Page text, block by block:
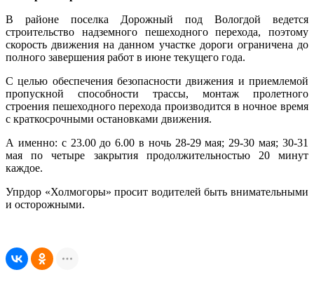
В районе поселка Дорожный под Вологдой ведется
строительство надземного пешеходного перехода, поэтому
скорость движения на данном участке дороги ограничена до
полного завершения работ в июне текущего года.
С целью обеспечения безопасности движения и приемлемой
пропускной способности трассы, монтаж пролетного
строения пешеходного перехода производится в ночное время
с краткосрочными остановками движения.
А именно: с 23.00 до 6.00 в ночь 28-29 мая; 29-30 мая; 30-31
мая по четыре закрытия продолжительностью 20 минут
каждое.
Упрдор «Холмогоры» просит водителей быть внимательными
и осторожными.